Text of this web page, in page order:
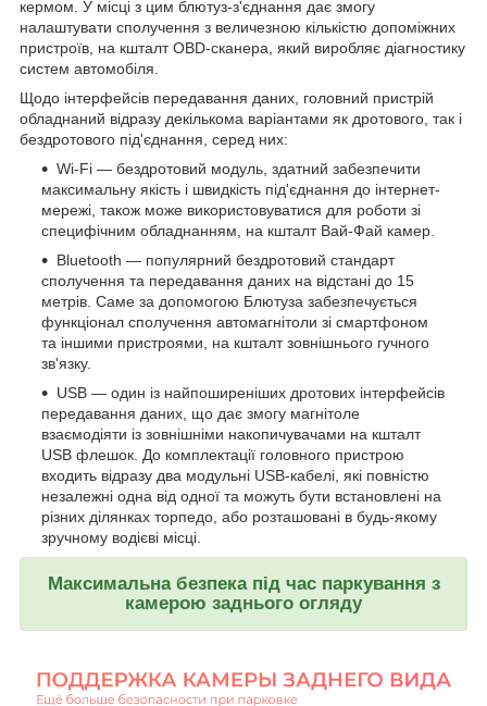
кермом. У місці з цим блютуз-з'єднання дає змогу
налаштувати сполучення з величезною кількістю допоміжних
пристроїв, на кшталт OBD-сканера, який виробляє діагностику
систем автомобіля.
Щодо інтерфейсів передавання даних, головний пристрій
обладнаний відразу декількома варіантами як дротового, так і
бездротового під'єднання, серед них:
Wi-Fi — бездротовий модуль, здатний забезпечити
максимальну якість і швидкість під'єднання до інтернет-
мережі, також може використовуватися для роботи зі
специфічним обладнанням, на кшталт Вай-Фай камер.
Bluetooth — популярний бездротовий стандарт
сполучення та передавання даних на відстані до 15
метрів. Саме за допомогою Блютуза забезпечується
функціонал сполучення автомагнітоли зі смартфоном
та іншими пристроями, на кшталт зовнішнього гучного
зв'язку.
USB — один із найпоширеніших дротових інтерфейсів
передавання даних, що дає змогу магнітоле
взаємодіяти із зовнішніми накопичувачами на кшталт
USB флешок. До комплектації головного пристрою
входить відразу два модульні USB-кабелі, які повністю
незалежні одна від одної та можуть бути встановлені на
різних ділянках торпедо, або розташовані в будь-якому
зручному водієві місці.
Максимальна безпека під час паркування з
камерою заднього огляду